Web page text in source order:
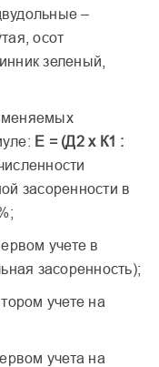
–
осот
зеленый,
Е = (Д2 х К1 :
засоренности в
учете в
засоренность);
учете на
учета на